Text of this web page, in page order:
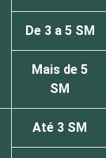
De 3 a 5 SM
Mais de 5
SM
Até 3 SM